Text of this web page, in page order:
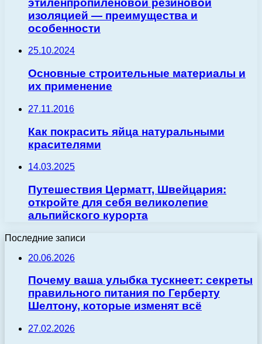
этиленпропиленовой резиновой
изоляцией — преимущества и
особенности
25.10.2024
Основные строительные материалы и
их применение
27.11.2016
Как покрасить яйца натуральными
красителями
14.03.2025
Путешествия Церматт, Швейцария:
откройте для себя великолепие
альпийского курорта
Последние записи
20.06.2026
Почему ваша улыбка тускнеет: секреты
правильного питания по Герберту
Шелтону, которые изменят всё
27.02.2026